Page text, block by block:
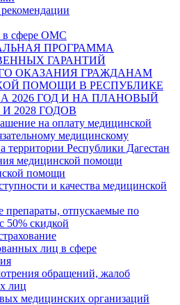
в сфере ОМС
ПРОГРАММА
ГАРАНТИЙ
ОКАЗАНИЯ ГРАЖДАНАМ
ПОМОЩИ В РЕСПУБЛИКЕ
2026 ГОД И НА ПЛАНОВЫЙ
2028 ГОДОВ
на оплату медицинской
медицинскому
территории Республики Дагестан
медицинской помощи
помощи
и качества медицинской
препараты, отпускаемые по
50% скидкой
лиц в сфере
обращений, жалоб
лиц
медицинских организаций